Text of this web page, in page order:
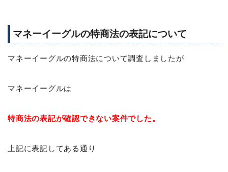
マネーイーグルの特商法の表記について
マネーイーグルの特商法について調査しましたが
マネーイーグルは
特商法の表記が確認できない案件でした。
上記に表記してある通り